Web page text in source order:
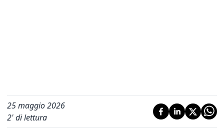
25 maggio 2026
2' di lettura